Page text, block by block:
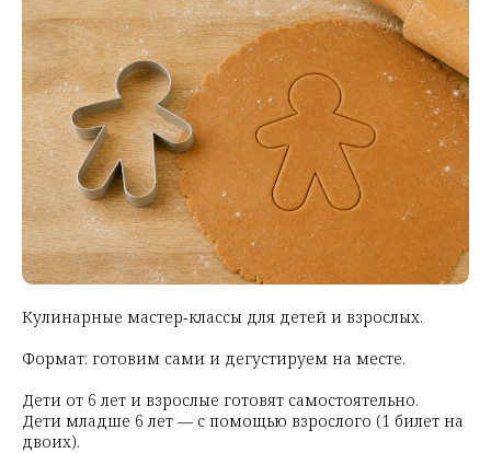
Кулинарные мастер‑классы для детей и взрослых.
Формат: готовим сами и дегустируем на месте.
Дети от 6 лет и взрослые готовят самостоятельно.
Дети младше 6 лет — с помощью взрослого (1 билет на
двоих).